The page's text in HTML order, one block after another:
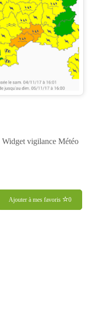
Widget vigilance Météo
Ajouter à mes favoris 0